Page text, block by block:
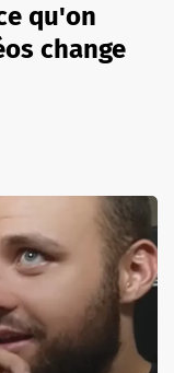
qu'on
change